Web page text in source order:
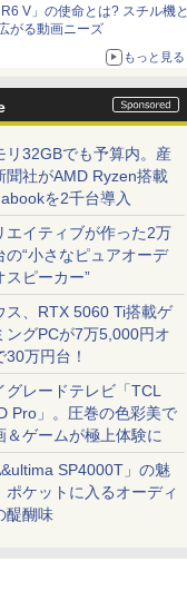
V」の使命とは? スチル機と
がる動画ニーズ
もっと見る
リ32GBでも予算内。産
聞社がAMD Ryzen搭載
を2千台導入
エイティブが作った2万
の“小さなピュアオーデ
スピーカー”
ス、RTX 5060 Ti搭載ゲ
ングPCが7万5,000円オ
30万円台！
グレードテレビ「TCL
Pro」。圧巻の色彩美で
＆ゲームが極上体験に
SP4000T」の魅
ポケットに入るオーディ
醍醐味